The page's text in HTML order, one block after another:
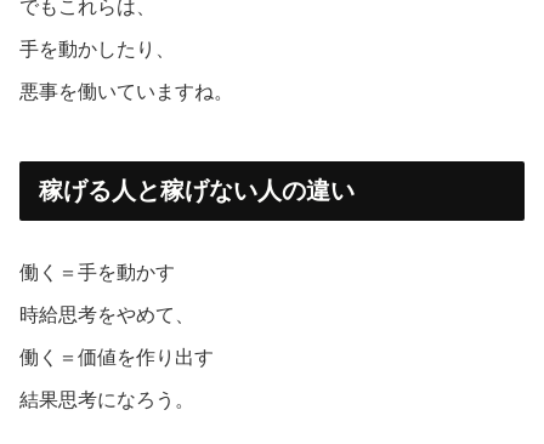
でもこれらは、
手を動かしたり、
悪事を働いていますね。
稼げる人と稼げない人の違い
働く＝手を動かす
時給思考をやめて、
働く＝価値を作り出す
結果思考になろう。